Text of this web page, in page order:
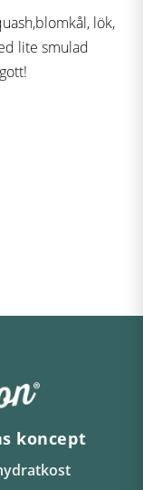
lök,
lite smulad
koncept